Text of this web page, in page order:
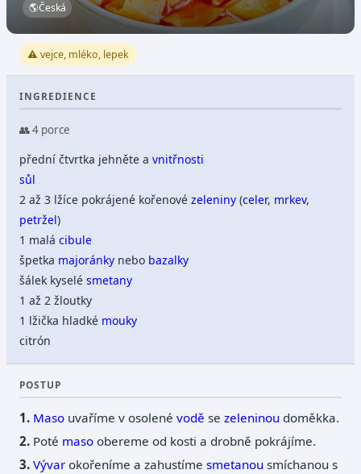
🌎Česká
⚠️ vejce, mléko, lepek
INGREDIENCE
👥 4 porce
přední čtvrtka jehněte avnitřnosti
sůl
2 až 3 lžíce pokrájené kořenovézeleniny (celer, mrkev,
petržel)
1 malácibule
špetka majoránky nebo bazalky
šálek kyselésmetany
1 až 2 žloutky
1 lžička hladké mouky
citrón
POSTUP
Maso uvaříme v osolenévodě sezeleninou doměkka.
Poté maso obereme od kosti a drobně pokrájíme.
Vývar okořeníme a zahustímesmetanou smíchanou s